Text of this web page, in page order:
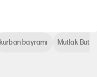
kurban bayramı Mutlak